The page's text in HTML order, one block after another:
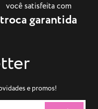
você satisfeita com
troca garantida
e promos!